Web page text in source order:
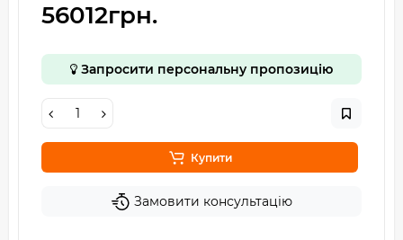
56012грн.
Запросити персональну пропозицію
Купити
Замовити консультацію